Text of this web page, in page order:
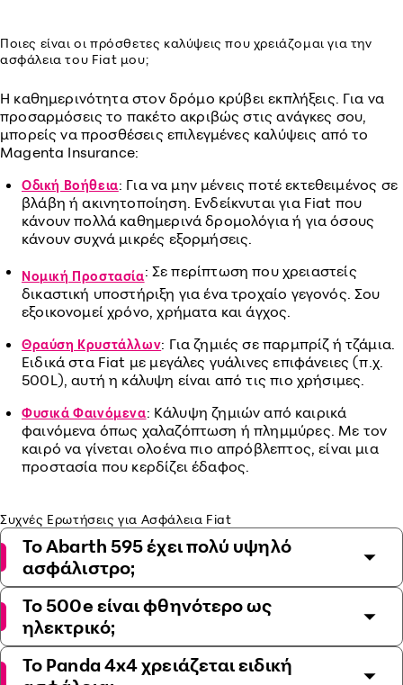
Ποιες είναι οι πρόσθετες καλύψεις που χρειάζομαι για την
ασφάλεια του Fiat μου;
Η καθημερινότητα στον δρόμο κρύβει εκπλήξεις. Για να
προσαρμόσεις το πακέτο ακριβώς στις ανάγκες σου,
μπορείς να προσθέσεις επιλεγμένες καλύψεις από το
Magenta Insurance:
Οδική Βοήθεια: Για να μην μένεις ποτέ εκτεθειμένος σε
βλάβη ή ακινητοποίηση. Ενδείκνυται για Fiat που
κάνουν πολλά καθημερινά δρομολόγια ή για όσους
κάνουν συχνά μικρές εξορμήσεις.
Νομική Προστασία: Σε περίπτωση που χρειαστείς
δικαστική υποστήριξη για ένα τροχαίο γεγονός. Σου
εξοικονομεί χρόνο, χρήματα και άγχος.
Θραύση Κρυστάλλων: Για ζημιές σε παρμπρίζ ή τζάμια.
Ειδικά στα Fiat με μεγάλες γυάλινες επιφάνειες (π.χ.
500L), αυτή η κάλυψη είναι από τις πιο χρήσιμες.
Φυσικά Φαινόμενα: Κάλυψη ζημιών από καιρικά
φαινόμενα όπως χαλαζόπτωση ή πλημμύρες. Με τον
καιρό να γίνεται ολοένα πιο απρόβλεπτος, είναι μια
προστασία που κερδίζει έδαφος.
Συχνές Ερωτήσεις για Ασφάλεια Fiat
Το Abarth 595 έχει πολύ υψηλό
ασφάλιστρο;
Το 500e είναι φθηνότερο ως
ηλεκτρικό;
Το Panda 4x4 χρειάζεται ειδική